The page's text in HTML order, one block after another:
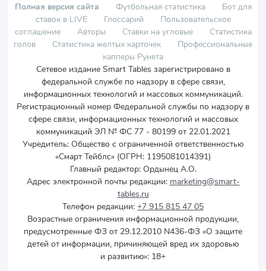
Полная версия сайта Футбольная статистика
Бот для
ставок в LIVE
Глоссарий
Пользовательское
соглашение
Авторы Ставки на угловые
Статистика
голов
Статистика желтых карточек
Профессиональные
капперы Рунета
Сетевое издание Smart Tables зарегистрировано в
федеральной службе по надзору в сфере связи,
информационных технологий и массовых коммуникаций.
Регистрационный номер Федеральной службы по надзору в
сфере связи, информационных технологий и массовых
коммуникаций ЭЛ № ФС 77 - 80199 от 22.01.2021
Учредитель: Общество с ограниченной ответственностью
«Смарт Тейблс» (ОГРН: 1195081014391)
Главный редактор: Ордынец А.О.
Адрес электронной почты редакции: marketing@smart-
tables.ru
Телефон редакции: +7 915 815 47 05
Возрастные ограничения информационной продукции,
предусмотренные ФЗ от 29.12.2010 N436-ФЗ «О защите
детей от информации, причиняющей вред их здоровью
и развитию»: 18+